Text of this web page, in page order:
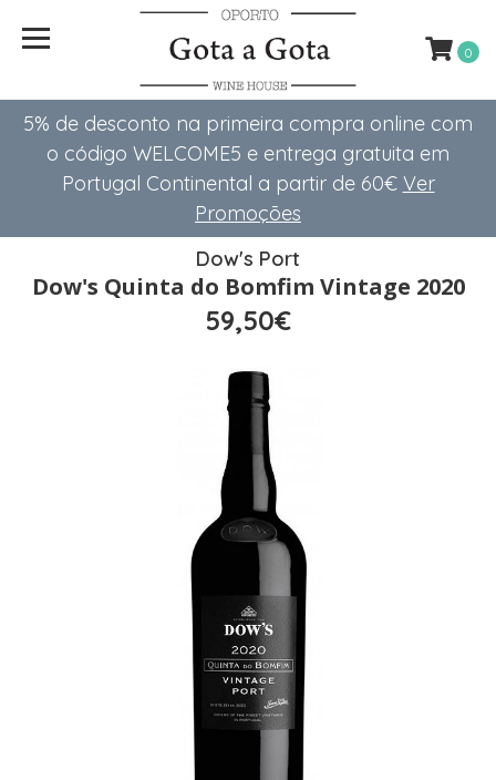
5% de desconto na primeira compra online com
o código WELCOME5 e entrega gratuita em
Portugal Continental a partir de 60€ Ver
Promoções
0
Dow's Port
Dow's Quinta do Bomfim Vintage 2020
59,50€